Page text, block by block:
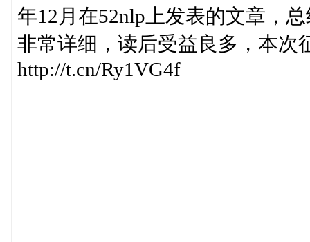
年12月在52nlp上发表的文章，
非常详细，读后受益良多，本次
http://t.cn/Ry1VG4f